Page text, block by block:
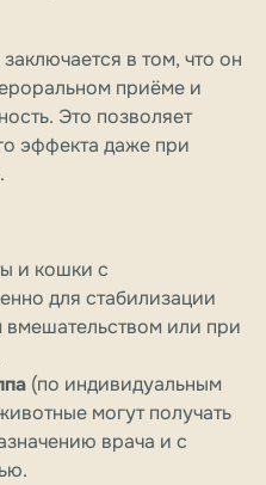
в том, что он
приёме и
Это позволяет
эффекта даже при
и кошки с
для стабилизации
вмешательством или при
(по индивидуальным
могут получать
врача и с